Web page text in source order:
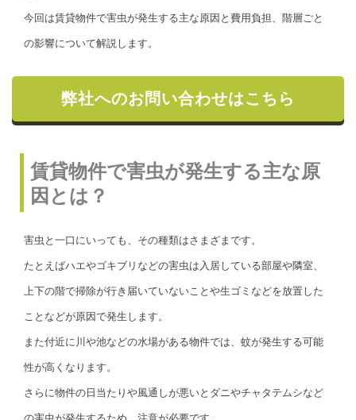
今回は賃貸物件で害虫が発生する主な原因と費用負担、階層ごと
の影響について解説します。
弊社へのお問い合わせはこちら
賃貸物件で害虫が発生する主な原
因とは？
害虫と一口にいっても、その種類はさまざまです。
たとえばハエやゴキブリなどの害虫は入居している部屋や隣室、
上下の階で掃除が行き届いていないことや生ゴミなどを放置した
ことなどが原因で発生します。
また付近に川や池などの水場がある物件では、蚊が発生する可能
性が高くなります。
さらに物件の日当たりや風通しが悪いとダニやチャタテムシなど